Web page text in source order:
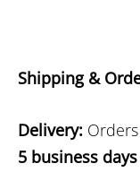
Shipping &
Delivery:
5 business days